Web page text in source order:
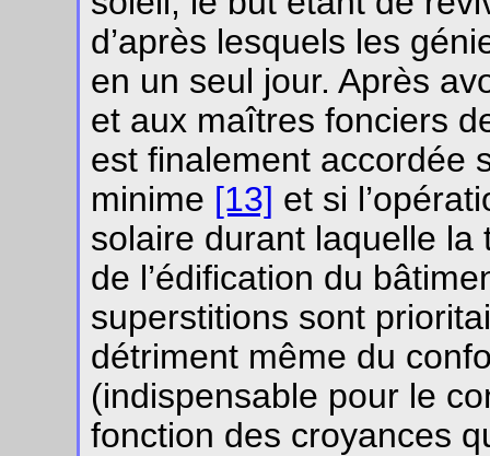
d’après lesquels les
en un seul jour. Après
et aux maîtres fonciers
est finalement accordée
minime [13] et si
solaire durant laquelle
de l’édification du
superstitions sont
détriment même du
(indispensable pour le
fonction des croyances